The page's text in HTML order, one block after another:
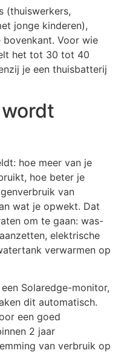
(thuiswerkers,
jonge kinderen),
bovenkant. Voor wie
het tot 30 tot 40
je een thuisbatterij
hoe meer van je
hoe beter je
van
wat je opwekt. Dat
om te gaan: was-
elektrische
verwarmen op
Solaredge-monitor,
dit automatisch.
een goed
2 jaar
van verbruik op